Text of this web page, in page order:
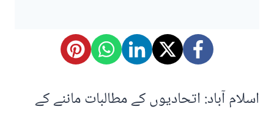
اسلام آباد: اتحادیوں کے مطالبات ماننے کے